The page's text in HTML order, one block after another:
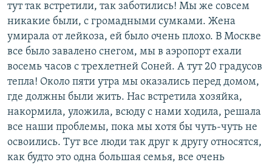
тут так встретили, так заботились! Мы же совсем
никакие были, с громадными сумками. Жена
умирала от лейкоза, ей было очень плохо. В Москве
все было завалено снегом, мы в аэропорт ехали
восемь часов с трехлетней Соней. А тут 20 градусов
тепла! Около пяти утра мы оказались перед домом,
где должны были жить. Нас встретила хозяйка,
накормила, уложила, всюду с нами ходила, решала
все наши проблемы, пока мы хотя бы чуть-чуть не
освоились. Тут все люди так друг к другу относятся,
как будто это одна большая семья, все очень